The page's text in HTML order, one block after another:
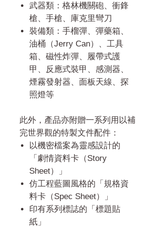
武器類：格林機關砲、衝鋒
槍、手槍、庫克里彎刀
裝備類：手榴彈、彈藥箱、
油桶（Jerry Can）、工具
箱、磁性炸彈、履帶式護
甲、反應式裝甲、感測器、
煙霧發射器、面板天線、探
照燈等
此外，產品亦附贈一系列用以補
完世界觀的特製文件配件：
以機密檔案為靈感設計的
「劇情資料卡（Story
Sheet）」
仿工程藍圖風格的「規格資
料卡（Spec Sheet）」
印有系列標誌的「標題貼
紙」